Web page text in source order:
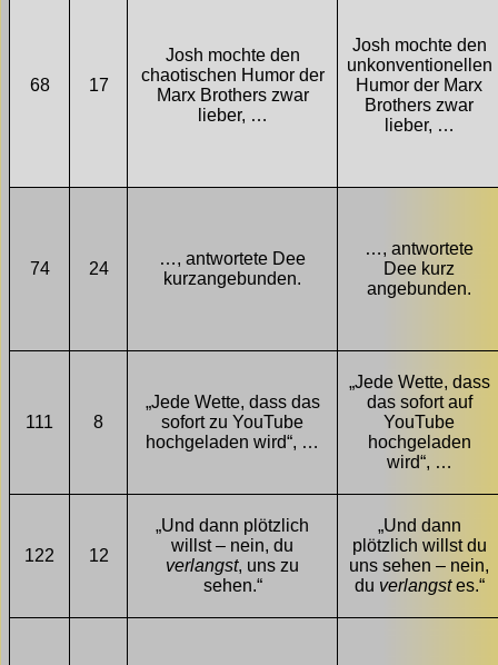
68 17
Josh mochte den
chaotischen Humor der
Marx Brothers zwar
lieber, …
Josh mochte den
unkonventionellen
Humor der Marx
Brothers zwar
lieber, …
74 24
…, antwortete Dee
kurzangebunden.
…, antwortete
Dee kurz
angebunden.
111 8
„Jede Wette, dass das
sofort zu YouTube
hochgeladen wird“, …
„Jede Wette, dass
das sofort auf
YouTube
hochgeladen
wird“, …
122 12
„Und dann plötzlich
willst – nein, du
verlangst, uns zu
sehen.“
„Und dann
plötzlich willst du
uns sehen – nein,
du verlangstes.“